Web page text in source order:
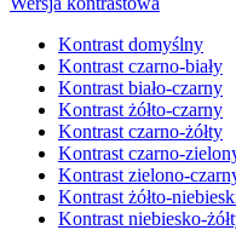
Kontrast domyślny
Kontrast czarno-biały
Kontrast biało-czarny
Kontrast żółto-czarny
Kontrast czarno-żółty
Kontrast czarno-
Kontrast zielono-
Kontrast żółto-
Kontrast niebiesko-